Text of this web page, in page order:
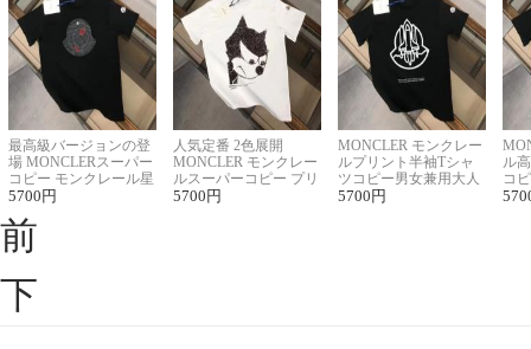
最高級バージョンの登
場 MONCLERスーパー
コピー モンクレール星
座半袖Tシャツ
5700 円
人気定番 2色展開
MONCLER モンクレー
ルスーパーコピー プリ
ント半袖Tシャツ
5700 円
MONCLER モンクレー
ルプリント半袖Tシャ
ツコピー男女兼用大人
可愛い春夏コーデ
5700 円
ル
コ
ィ
前
下